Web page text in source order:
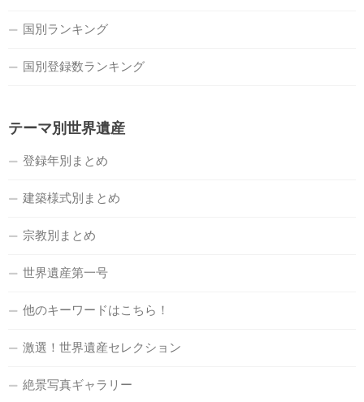
国別ランキング
国別登録数ランキング
テーマ別世界遺産
登録年別まとめ
建築様式別まとめ
宗教別まとめ
世界遺産第一号
他のキーワードはこちら！
激選！世界遺産セレクション
絶景写真ギャラリー